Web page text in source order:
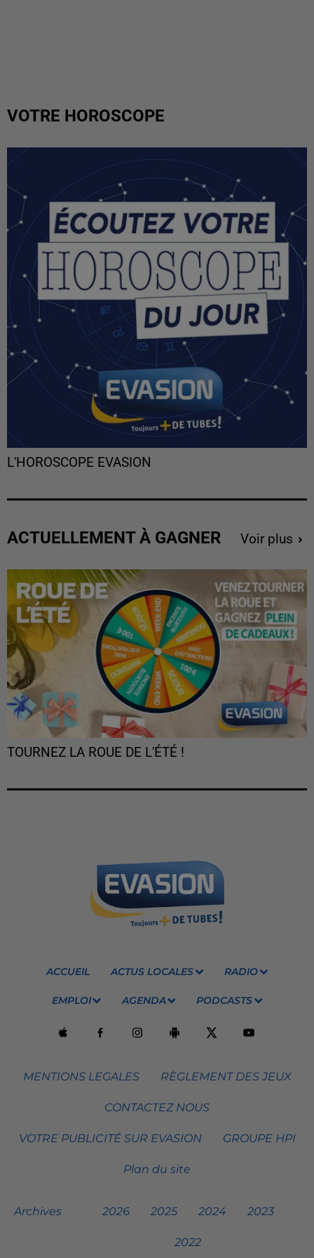
VOTRE HOROSCOPE
L'HOROSCOPE EVASION
ACTUELLEMENT À GAGNER Voir plus
TOURNEZ LA ROUE DE L'ÉTÉ !
ACCUEIL ACTUS LOCALES RADIO
EMPLOI AGENDA PODCASTS
MENTIONS LEGALES RÈGLEMENT DES JEUX
CONTACTEZ NOUS
VOTRE PUBLICITÉ SUR EVASION GROUPE HPI
Plan du site
Archives 2026 2025 2024 2023
2022